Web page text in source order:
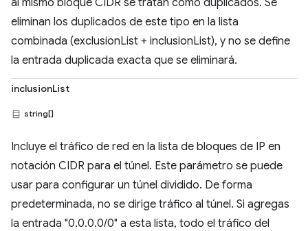
al mismo bloque CIDR se tratan como duplicados. Se
eliminan los duplicados de este tipo en la lista
combinada (exclusionList + inclusionList), y no se define
la entrada duplicada exacta que se eliminará.
inclusionList
string[]
Incluye el tráfico de red en la lista de bloques de IP en
notación CIDR para el túnel. Este parámetro se puede
usar para configurar un túnel dividido. De forma
predeterminada, no se dirige tráfico al túnel. Si agregas
la entrada "0.0.0.0/0" a esta lista, todo el tráfico del